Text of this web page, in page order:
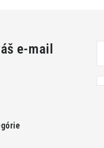
e-mail